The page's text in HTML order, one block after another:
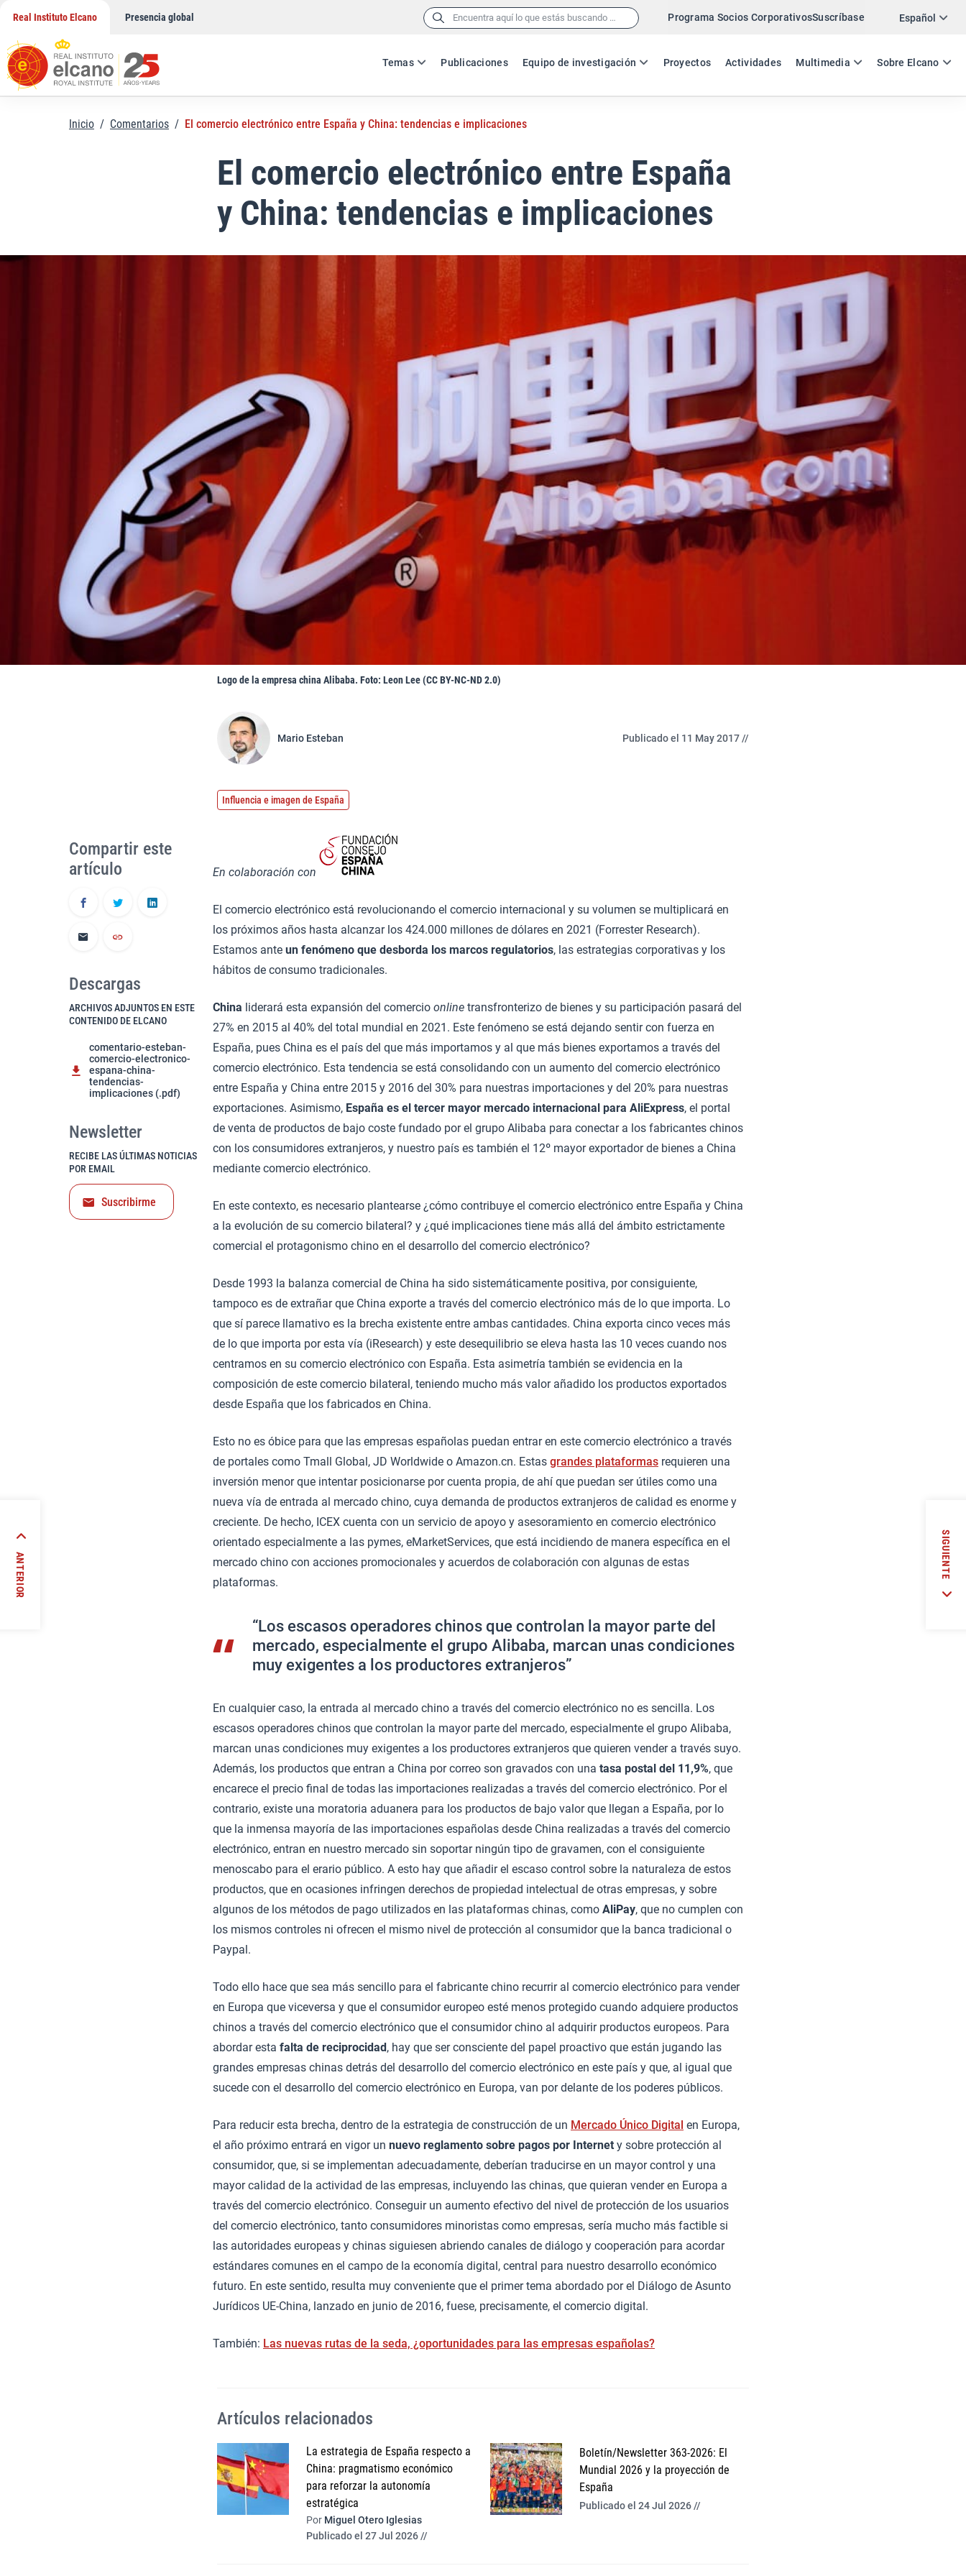
contenido
Real Instituto Elcano Presencia global Buscar: Programa Socios CorporativosSuscríbase Español
ES EN
Temas Publicaciones Equipo de investigación Proyectos Actividades Multimedia Sobre Elcano
Twitter
Inicio / Comentarios / El comercio electrónico entre España y China: tendencias e implicaciones
El comercio electrónico entre España
y China: tendencias e implicaciones
Logo de la empresa china Alibaba. Foto: Leon Lee (CC BY-NC-ND 2.0)
Mario Esteban Publicado el 11 May 2017 //
Influencia e imagen de España
En colaboración con
El comercio electrónico está revolucionando el comercio internacional y su volumen se multiplicará en
los próximos años hasta alcanzar los 424.000 millones de dólares en 2021 (Forrester Research).
Estamos ante un fenómeno que desborda los marcos regulatorios, las estrategias corporativas y los
hábitos de consumo tradicionales.
China liderará esta expansión del comercio online transfronterizo de bienes y su participación pasará del
27% en 2015 al 40% del total mundial en 2021. Este fenómeno se está dejando sentir con fuerza en
España, pues China es el país del que más importamos y al que más bienes exportamos a través del
comercio electrónico. Esta tendencia se está consolidando con un aumento del comercio electrónico
entre España y China entre 2015 y 2016 del 30% para nuestras importaciones y del 20% para nuestras
exportaciones. Asimismo, España es el tercer mayor mercado internacional para AliExpress, el portal
de venta de productos de bajo coste fundado por el grupo Alibaba para conectar a los fabricantes chinos
con los consumidores extranjeros, y nuestro país es también el 12º mayor exportador de bienes a China
mediante comercio electrónico.
En este contexto, es necesario plantearse ¿cómo contribuye el comercio electrónico entre España y China
a la evolución de su comercio bilateral? y ¿qué implicaciones tiene más allá del ámbito estrictamente
comercial el protagonismo chino en el desarrollo del comercio electrónico?
Desde 1993 la balanza comercial de China ha sido sistemáticamente positiva, por consiguiente,
tampoco es de extrañar que China exporte a través del comercio electrónico más de lo que importa. Lo
que sí parece llamativo es la brecha existente entre ambas cantidades. China exporta cinco veces más
de lo que importa por esta vía (iResearch) y este desequilibrio se eleva hasta las 10 veces cuando nos
centramos en su comercio electrónico con España. Esta asimetría también se evidencia en la
composición de este comercio bilateral, teniendo mucho más valor añadido los productos exportados
desde España que los fabricados en China.
Esto no es óbice para que las empresas españolas puedan entrar en este comercio electrónico a través
de portales como Tmall Global, JD Worldwide o Amazon.cn. Estas grandes plataformas requieren una
inversión menor que intentar posicionarse por cuenta propia, de ahí que puedan ser útiles como una
nueva vía de entrada al mercado chino, cuya demanda de productos extranjeros de calidad es enorme y
creciente. De hecho, ICEX cuenta con un servicio de apoyo y asesoramiento en comercio electrónico
orientado especialmente a las pymes, eMarketServices, que está incidiendo de manera específica en el
mercado chino con acciones promocionales y acuerdos de colaboración con algunas de estas
plataformas.
“Los escasos operadores chinos que controlan la mayor parte del
mercado, especialmente el grupo Alibaba, marcan unas condiciones
muy exigentes a los productores extranjeros”
En cualquier caso, la entrada al mercado chino a través del comercio electrónico no es sencilla. Los
escasos operadores chinos que controlan la mayor parte del mercado, especialmente el grupo Alibaba,
marcan unas condiciones muy exigentes a los productores extranjeros que quieren vender a través suyo.
Además, los productos que entran a China por correo son gravados con una tasa postal del 11,9%, que
encarece el precio final de todas las importaciones realizadas a través del comercio electrónico. Por el
contrario, existe una moratoria aduanera para los productos de bajo valor que llegan a España, por lo
que la inmensa mayoría de las importaciones españolas desde China realizadas a través del comercio
electrónico, entran en nuestro mercado sin soportar ningún tipo de gravamen, con el consiguiente
menoscabo para el erario público. A esto hay que añadir el escaso control sobre la naturaleza de estos
productos, que en ocasiones infringen derechos de propiedad intelectual de otras empresas, y sobre
algunos de los métodos de pago utilizados en las plataformas chinas, como AliPay, que no cumplen con
los mismos controles ni ofrecen el mismo nivel de protección al consumidor que la banca tradicional o
Paypal.
Todo ello hace que sea más sencillo para el fabricante chino recurrir al comercio electrónico para vender
en Europa que viceversa y que el consumidor europeo esté menos protegido cuando adquiere productos
chinos a través del comercio electrónico que el consumidor chino al adquirir productos europeos. Para
abordar esta falta de reciprocidad, hay que ser consciente del papel proactivo que están jugando las
grandes empresas chinas detrás del desarrollo del comercio electrónico en este país y que, al igual que
sucede con el desarrollo del comercio electrónico en Europa, van por delante de los poderes públicos.
Para reducir esta brecha, dentro de la estrategia de construcción de un Mercado Único Digital en Europa,
el año próximo entrará en vigor un nuevo reglamento sobre pagos por Internet y sobre protección al
consumidor, que, si se implementan adecuadamente, deberían traducirse en un mayor control y una
mayor calidad de la actividad de las empresas, incluyendo las chinas, que quieran vender en Europa a
través del comercio electrónico. Conseguir un aumento efectivo del nivel de protección de los usuarios
del comercio electrónico, tanto consumidores minoristas como empresas, sería mucho más factible si
las autoridades europeas y chinas siguiesen abriendo canales de diálogo y cooperación para acordar
estándares comunes en el campo de la economía digital, central para nuestro desarrollo económico
futuro. En este sentido, resulta muy conveniente que el primer tema abordado por el Diálogo de Asunto
Jurídicos UE-China, lanzado en junio de 2016, fuese, precisamente, el comercio digital.
También: Las nuevas rutas de la seda, ¿oportunidades para las empresas españolas?
Compartir este
artículo
Descargas
ARCHIVOS ADJUNTOS EN ESTE
CONTENIDO DE ELCANO
comentario-esteban-
comercio-electronico-
espana-china-
tendencias-
implicaciones (.pdf)
Newsletter
RECIBE LAS ÚLTIMAS NOTICIAS
POR EMAIL
Suscribirme
Artículos relacionados
La estrategia de España respecto a
China: pragmatismo económico
para reforzar la autonomía
estratégica
Por Miguel Otero Iglesias
Publicado el 27 Jul 2026 //
Boletín/Newsletter 363-2026: El
Mundial 2026 y la proyección de
España
Publicado el 24 Jul 2026 //
ANTERIOR SIGUIENTE